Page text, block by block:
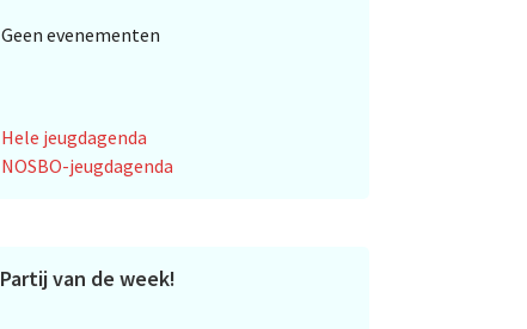
Geen evenementen
Hele jeugdagenda
NOSBO-jeugdagenda
Partij van de week!